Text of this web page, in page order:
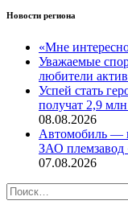
Новости региона
«Мне
Уважаемые
любители
Успей стать
получат 2,9
08.08.2026
Автомобиль —
ЗАО племзавод
07.08.2026
Найти: